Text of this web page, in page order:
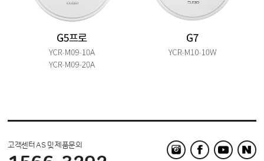
고객센터 AS 및 제품문의